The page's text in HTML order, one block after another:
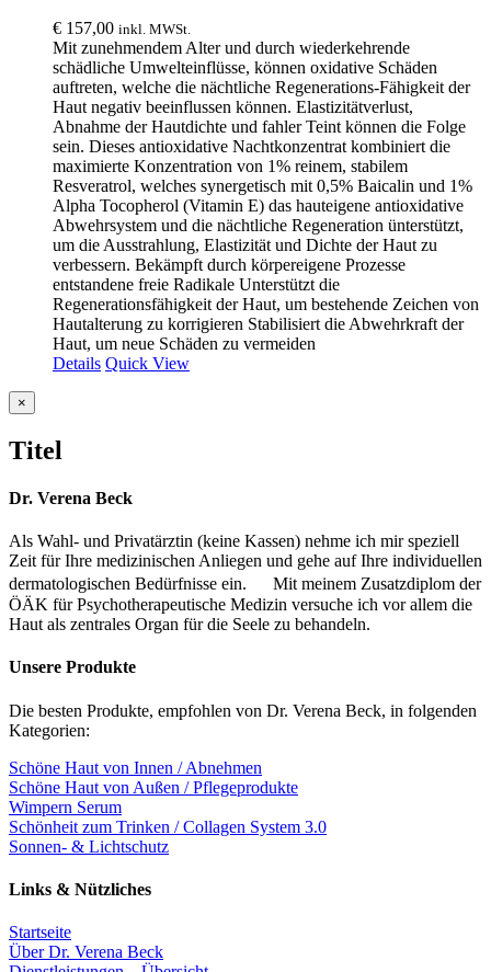
€ 157,00 inkl. MWSt.
Mit zunehmendem Alter und durch wiederkehrende
schädliche Umwelteinflüsse, können oxidative Schäden
auftreten, welche die nächtliche Regenerations-Fähigkeit der
Haut negativ beeinflussen können. Elastizitätverlust,
Abnahme der Hautdichte und fahler Teint können die Folge
sein. Dieses antioxidative Nachtkonzentrat kombiniert die
maximierte Konzentration von 1% reinem, stabilem
Resveratrol, welches synergetisch mit 0,5% Baicalin und 1%
Alpha Tocopherol (Vitamin E) das hauteigene antioxidative
Abwehrsystem und die nächtliche Regeneration ünterstützt,
um die Ausstrahlung, Elastizität und Dichte der Haut zu
verbessern. Bekämpft durch körpereigene Prozesse
entstandene freie Radikale Unterstützt die
Regenerationsfähigkeit der Haut, um bestehende Zeichen von
Hautalterung zu korrigieren Stabilisiert die Abwehrkraft der
Haut, um neue Schäden zu vermeiden
Details Quick View
Close
product
view
×
Titel
Dr. Verena Beck
Als Wahl- und Privatärztin (keine Kassen) nehme ich mir speziell
Zeit für Ihre medizinischen Anliegen und gehe auf Ihre individuellen
dermatologischen Bedürfnisse ein. Mit meinem Zusatzdiplom der
ÖÄK für Psychotherapeutische Medizin versuche ich vor allem die
Haut als zentrales Organ für die Seele zu behandeln.
Unsere Produkte
Die besten Produkte, empfohlen von Dr. Verena Beck, in folgenden
Kategorien:
Schöne Haut von Innen / Abnehmen
Schöne Haut von Außen / Pflegeprodukte
Wimpern Serum
Schönheit zum Trinken / Collagen System 3.0
Sonnen- & Lichtschutz
Links & Nützliches
Startseite
Über Dr. Verena Beck